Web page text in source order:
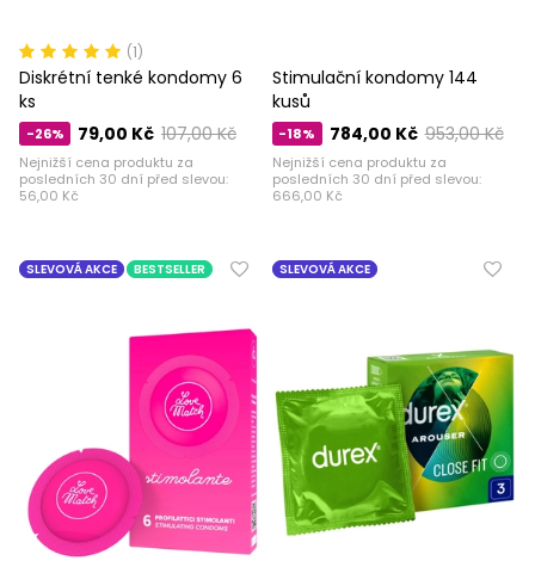
(1)
Diskrétní tenké kondomy 6
ks
-26% 107,00 Kč
79,00 Kč
Nejnižší cena produktu za
posledních 30 dní před slevou:
56,00 Kč
Stimulační kondomy 144
kusů
-18% 953,00 Kč
784,00 Kč
Nejnižší cena produktu za
posledních 30 dní před slevou:
666,00 Kč
SLEVOVÁ AKCE BESTSELLER SLEVOVÁ AKCE